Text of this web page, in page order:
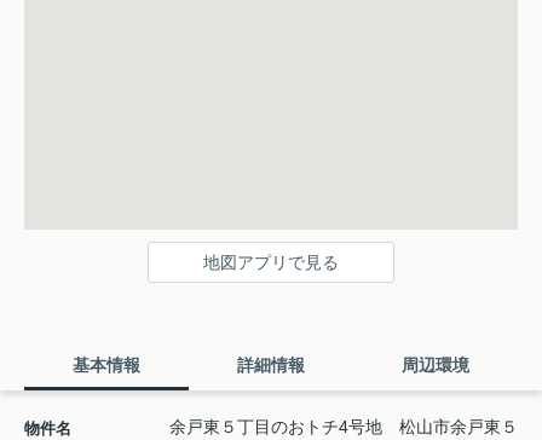
地図アプリで見る
基本情報 詳細情報 周辺環境
物件名
余戸東５丁目のおトチ4号地 松山市余戸東５